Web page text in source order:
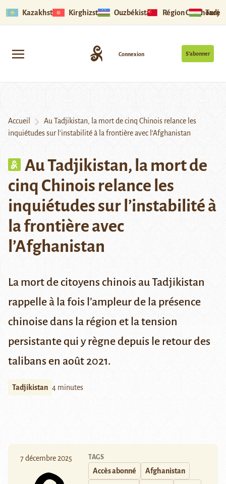
Kazakhstan Kirghizstan Ouzbékistan Région Ouïghoure
S’abonner
Connexion
Accueil
Au Tadjikistan, la mort de cinq Chinois relance les
inquiétudes sur l’instabilité à la frontière avec l’Afghanistan
Au Tadjikistan, la mort de
cinq Chinois relance les
inquiétudes sur l’instabilité à
la frontière avec
l’Afghanistan
La mort de citoyens chinois au Tadjikistan
rappelle à la fois l’ampleur de la présence
chinoise dans la région et la tension
persistante qui y règne depuis le retour des
talibans en août 2021.
Tadjikistan 4 minutes
7 décembre 2025 TAGS
Accès abonné Afghanistan